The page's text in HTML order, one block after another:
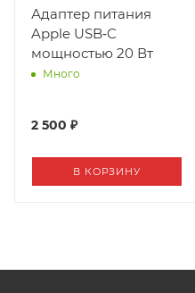
Адаптер питания
Apple USB‑C
мощностью 20 Вт
Много
2 500 ₽
В КОРЗИНУ